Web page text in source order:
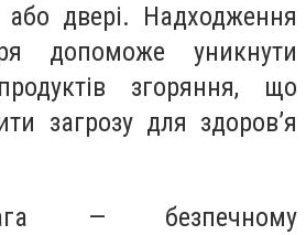
або двері. Надходження
допоможе уникнути
згоряння, що
загрозу для здоров’я
— безпечному